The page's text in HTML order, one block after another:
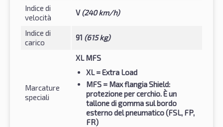
Indice di
velocità
V(240 km/h)
Indice di
carico
91 (615 kg)
Marcature
speciali
XL MFS
XL = Extra Load
MFS = Max flangia Shield:
protezione per cerchio. È un
tallone di gomma sul bordo
esterno del pneumatico (FSL, FP,
FR)